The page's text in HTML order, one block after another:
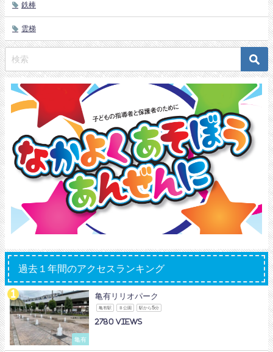
鉄棒
雲梯
過去１年間のアクセスランキング
亀有
亀有リリオパーク
亀有駅 Ｂ公園 駅から5分
2780